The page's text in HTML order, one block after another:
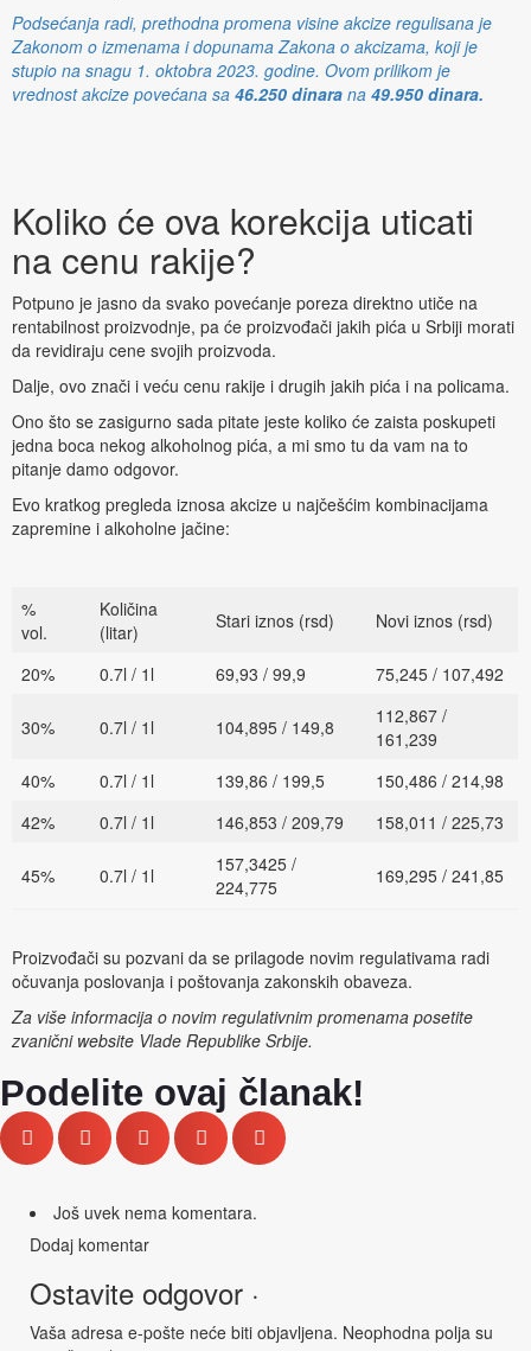
Podsećanja radi, prethodna promena visine akcize regulisana je
Zakonom o izmenama i dopunama Zakona o akcizama, koji je
stupio na snagu 1. oktobra 2023. godine. Ovom prilikom je
vrednost akcize povećana sa 46.250 dinara na 49.950 dinara.
Koliko će ova korekcija uticati
na cenu rakije?
Potpuno je jasno da svako povećanje poreza direktno utiče na
rentabilnost proizvodnje, pa će proizvođači jakih pića u Srbiji morati
da revidiraju cene svojih proizvoda.
Dalje, ovo znači i veću cenu rakije i drugih jakih pića i na policama.
Ono što se zasigurno sada pitate jeste koliko će zaista poskupeti
jedna boca nekog alkoholnog pića, a mi smo tu da vam na to
pitanje damo odgovor.
Evo kratkog pregleda iznosa akcize u najčešćim kombinacijama
zapremine i alkoholne jačine:
%
vol.
Količina
(litar)
Stari iznos (rsd) Novi iznos (rsd)
20% 0.7l / 1l 69,93 / 99,9 75,245 / 107,492
30% 0.7l / 1l 104,895 / 149,8
112,867 /
161,239
40%
0.7l / 1l 139,86 / 199,5
150,486 / 214,98
42%
0.7l / 1l 146,853 / 209,79 158,011 / 225,73
45% 0.7l / 1l
157,3425 /
224,775
169,295 / 241,85
Proizvođači su pozvani da se prilagode novim regulativama radi
očuvanja poslovanja i poštovanja zakonskih obaveza.
Za više informacija o novim regulativnim promenama posetite
zvanični website Vlade Republike Srbije.
Podelite ovaj članak!
Još uvek nema komentara.
Dodaj komentar
Ostavite odgovor ·
Vaša adresa e-pošte neće biti objavljena. Neophodna polja su